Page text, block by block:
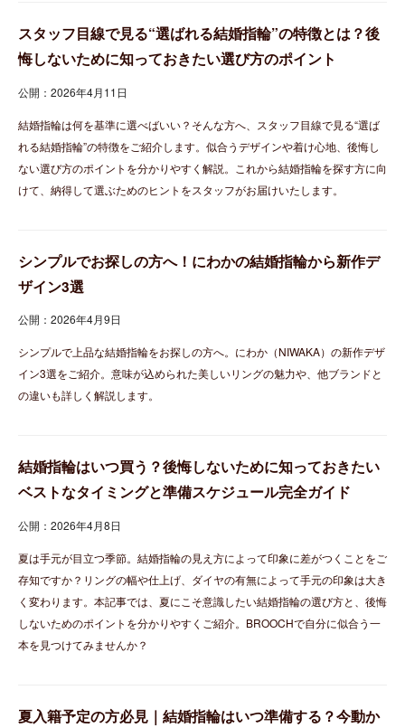
スタッフ目線で見る“選ばれる結婚指輪”の特徴とは？後
悔しないために知っておきたい選び方のポイント
公開：2026年4月11日
結婚指輪は何を基準に選べばいい？そんな方へ、スタッフ目線で見る“選ば
れる結婚指輪”の特徴をご紹介します。似合うデザインや着け心地、後悔し
ない選び方のポイントを分かりやすく解説。これから結婚指輪を探す方に向
けて、納得して選ぶためのヒントをスタッフがお届けいたします。
シンプルでお探しの方へ！にわかの結婚指輪から新作デ
ザイン3選
公開：2026年4月9日
シンプルで上品な結婚指輪をお探しの方へ。にわか（NIWAKA）の新作デザ
イン3選をご紹介。意味が込められた美しいリングの魅力や、他ブランドと
の違いも詳しく解説します。
結婚指輪はいつ買う？後悔しないために知っておきたい
ベストなタイミングと準備スケジュール完全ガイド
公開：2026年4月8日
夏は手元が目立つ季節。結婚指輪の見え方によって印象に差がつくことをご
存知ですか？リングの幅や仕上げ、ダイヤの有無によって手元の印象は大き
く変わります。本記事では、夏にこそ意識したい結婚指輪の選び方と、後悔
しないためのポイントを分かりやすくご紹介。BROOCHで自分に似合う一
本を見つけてみませんか？
夏入籍予定の方必見｜結婚指輪はいつ準備する？今動か